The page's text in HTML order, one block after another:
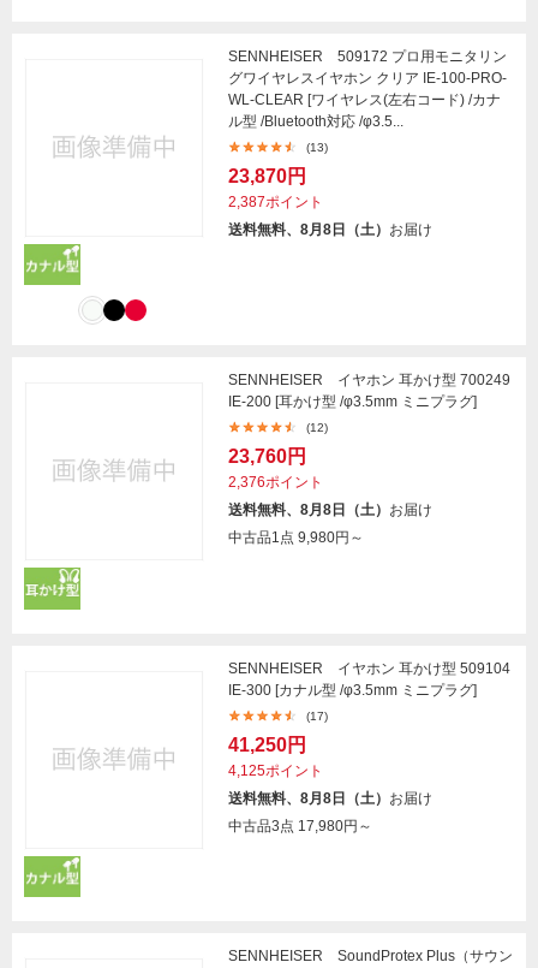
SENNHEISER 509172 プロ用モニタリン
グワイヤレスイヤホン クリア IE-100-PRO-
WL-CLEAR [ワイヤレス(左右コード) /カナ
ル型 /Bluetooth対応 /φ3.5...
(13)
23,870円
2,387ポイント
送料無料、8月8日（土） お届け
SENNHEISER イヤホン 耳かけ型 700249
IE-200 [耳かけ型 /φ3.5mm ミニプラグ]
(12)
23,760円
2,376ポイント
送料無料、8月8日（土） お届け
中古品1点 9,980円～
SENNHEISER イヤホン 耳かけ型 509104
IE-300 [カナル型 /φ3.5mm ミニプラグ]
(17)
41,250円
4,125ポイント
送料無料、8月8日（土） お届け
中古品3点 17,980円～
SENNHEISER SoundProtex Plus（サウン